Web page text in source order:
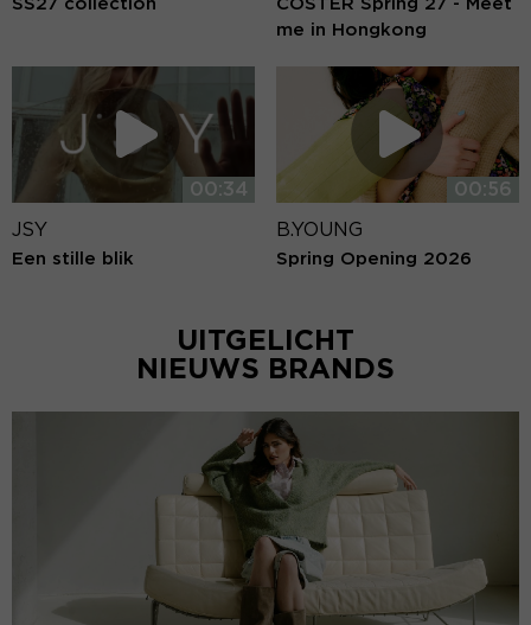
me in Hongkong
00:34
JSY
Een stille blik
00:56
B.YOUNG
Spring Opening 2026
UITGELICHT
NIEUWS BRANDS